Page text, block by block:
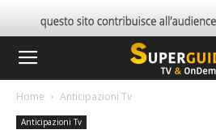
Home Anticipazioni Tv
Anticipazioni Tv